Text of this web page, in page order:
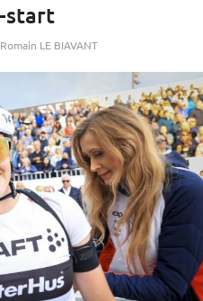
start
Romain LE BIAVANT